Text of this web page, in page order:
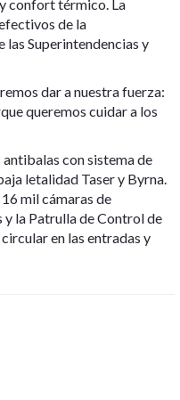
confort térmico. La
de la
las Superintendencias y
dar a nuestra fuerza:
queremos cuidar a los
con sistema de
letalidad Taser y Byrna.
mil cámaras de
la Patrulla de Control de
en las entradas y